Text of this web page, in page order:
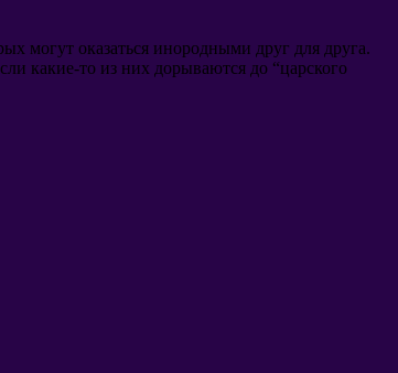
могут оказаться инородными друг для друга.
какие-то из них дорываются до “царского